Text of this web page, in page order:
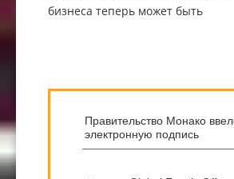
бизнеса теперь может быть
Правительство Монако
электронную подпись